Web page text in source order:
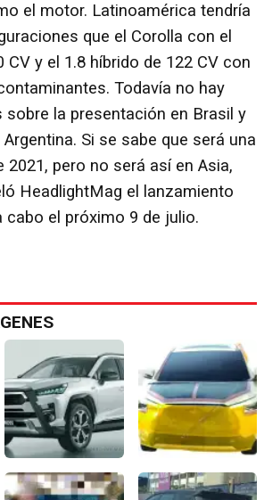
el motor. Latinoamérica tendría
que el Corolla con el
CV y el 1.8 híbrido de 122 CV con
Todavía no hay
la presentación en Brasil y
Si se sabe que será una
2021, pero no será así en Asia,
HeadlightMag el lanzamiento
cabo el próximo 9 de julio.